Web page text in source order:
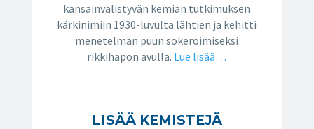
kansainvälistyvän kemian tutkimuksen
kärkinimiin 1930-luvulta lähtien ja kehitti
menetelmän puun sokeroimiseksi
rikkihapon avulla. Lue lisää…
LISÄÄ KEMISTEJÄ